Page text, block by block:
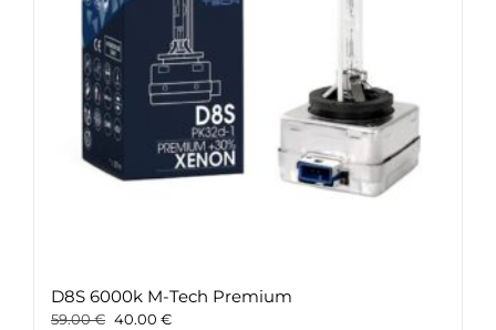
D8S 6000k M-Tech Premium
59.00€ Original
40.00 €Current